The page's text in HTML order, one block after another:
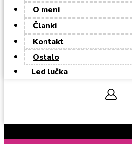
O meni
Članki
Kontakt
Ostalo
Led lučka